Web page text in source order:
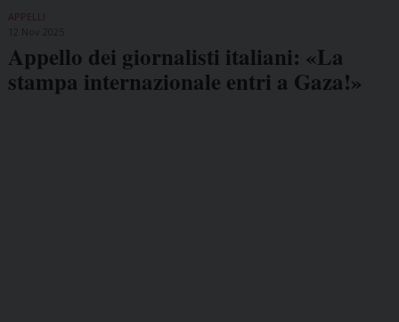
APPELLI
Appello dei giornalisti italiani: «La
stampa internazionale entri a Gaza!»